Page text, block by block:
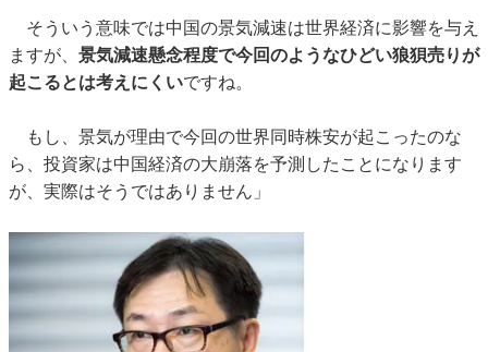
そういう意味では中国の景気減速は世界経済に影響を与え
ますが、 景気減速懸念程度で今回のようなひどい狼狽売りが
起こるとは考えにくいですね。
もし、景気が理由で今回の世界同時株安が起こったのな
ら、投資家は中国経済の大崩落を予測したことになります
が、実際はそうではありません」